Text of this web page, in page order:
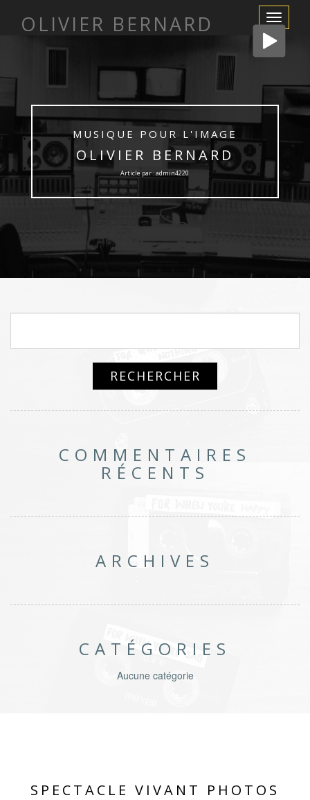
Afficher/
la
navigation
OLIVIER BERNARD
MUSIQUE POUR L'IMAGE
OLIVIER BERNARD
Article par : admin4220
COMMENTAIRES
RÉCENTS
ARCHIVES
CATÉGORIES
Aucune catégorie
SPECTACLE VIVANT PHOTOS